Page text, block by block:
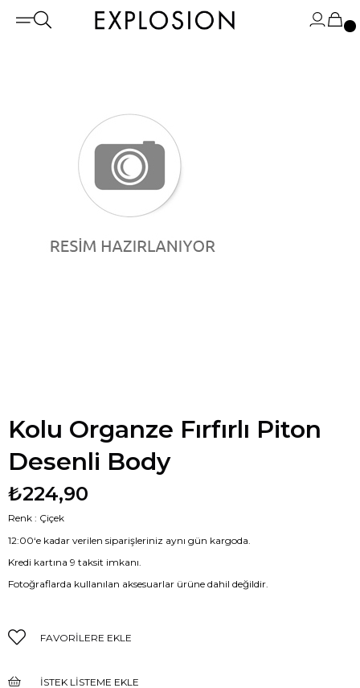
Kolu Organze Fırfırlı Piton
Desenli Body
₺224,90
Renk : Çiçek
12:00‘e kadar verilen siparişleriniz aynı gün kargoda.
Kredi kartına 9 taksit imkanı.
Fotoğraflarda kullanılan aksesuarlar ürüne dahil değildir.
FAVORILERE EKLE
İSTEK LISTEME EKLE